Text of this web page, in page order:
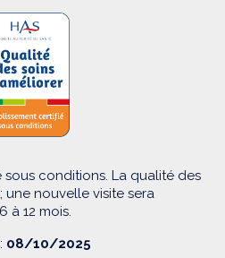
sous conditions. La qualité des
une nouvelle visite sera
à 12 mois.
08/10/2025